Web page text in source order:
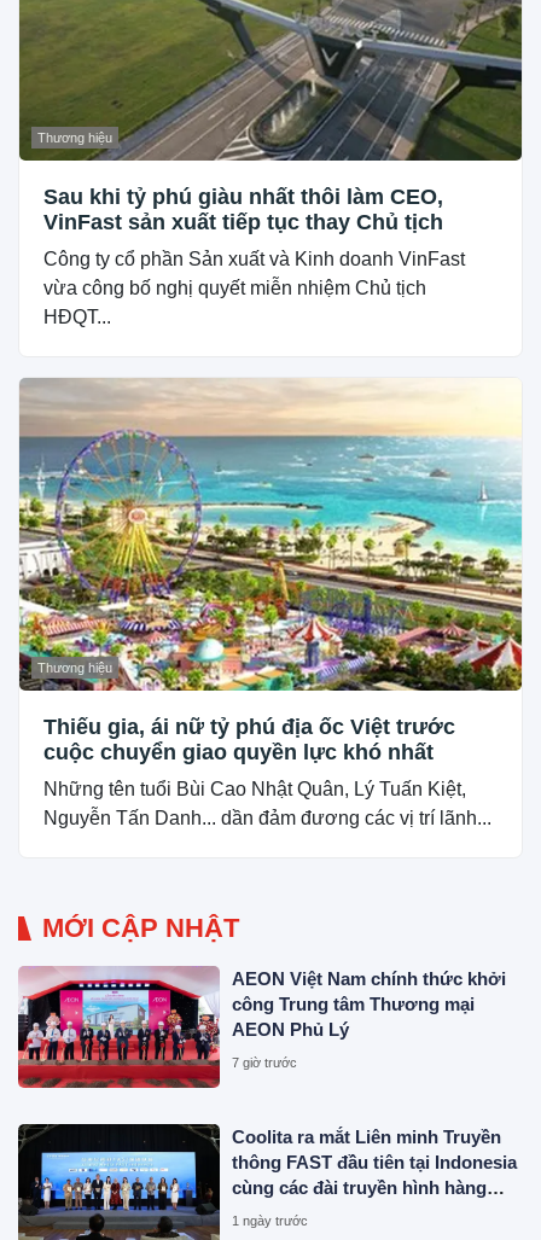
Thương hiệu
Sau khi tỷ phú giàu nhất thôi làm CEO,
VinFast sản xuất tiếp tục thay Chủ tịch
Công ty cổ phần Sản xuất và Kinh doanh VinFast
vừa công bố nghị quyết miễn nhiệm Chủ tịch
HĐQT...
Thương hiệu
Thiếu gia, ái nữ tỷ phú địa ốc Việt trước
cuộc chuyển giao quyền lực khó nhất
Những tên tuổi Bùi Cao Nhật Quân, Lý Tuấn Kiệt,
Nguyễn Tấn Danh... dần đảm đương các vị trí lãnh...
MỚI CẬP NHẬT
AEON Việt Nam chính thức khởi
công Trung tâm Thương mại
AEON Phủ Lý
7 giờ trước
Coolita ra mắt Liên minh Truyền
thông FAST đầu tiên tại Indonesia
cùng các đài truyền hình hàng
đầu
1 ngày trước